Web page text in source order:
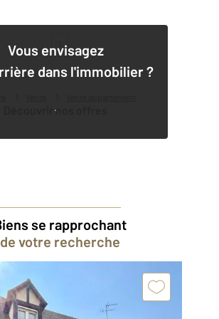
Vous envisagez
dans l'immobilier ?
Découvrir nos offres
1
se rapprochant
de votre recherche